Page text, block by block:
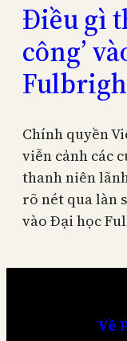
Điều gì
công’
Chính quyền
viễn cảnh các
thanh niên
rõ nét qua làn
vào Đại học
Về